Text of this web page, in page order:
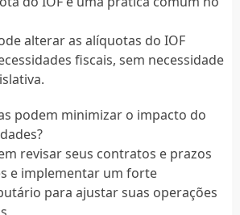
alterar as alíquotas do IOF
fiscais, sem necessidade
podem minimizar o impacto do
revisar seus contratos e prazos
e implementar um forte
para ajustar suas operações